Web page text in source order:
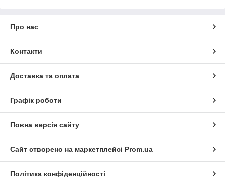
Про нас
Контакти
Доставка та оплата
Графік роботи
Повна версія сайту
Сайт створено на маркетплейсі Prom.ua
Політика конфіденційності